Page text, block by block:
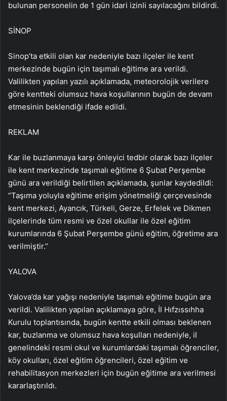
bulunan personelin de 1 gün idari izinli sayılacağını bildirdi.
SİNOP
Sinop’ta etkili olan kar nedeniyle bazı ilçeler ile kent
merkezinde bugün için taşımalı eğitime ara verildi.
Valilikten yapılan yazılı açıklamada, meteorolojik verilere
göre kentteki olumsuz hava koşullarının bugün de devam
etmesinin beklendiği ifade edildi.
REKLAM
Kar ile buzlanmaya karşı önleyici tedbir olarak bazı ilçeler
ile kent merkezinde taşımalı eğitime 6 Şubat Perşembe
günü ara verildiği belirtilen açıklamada, şunlar kaydedildi:
“Taşıma yoluyla eğitime erişim yönetmeliği çerçevesinde
kent merkezi, Ayancık, Türkeli, Gerze, Erfelek ve Dikmen
ilçelerinde tüm resmi ve özel okullar ile özel eğitim
kurumlarında 6 Şubat Perşembe günü eğitim, öğretime ara
verilmiştir.”
YALOVA
Yalova’da kar yağışı nedeniyle taşımalı eğitime bugün ara
verildi. Valilikten yapılan açıklamaya göre, İl Hıfzıssıhha
Kurulu toplantısında, bugün kentte etkili olması beklenen
kar, buzlanma ve olumsuz hava koşulları nedeniyle, il
genelindeki resmi okul ve kurumlardaki taşımalı öğrenciler,
köy okulları, özel eğitim öğrencileri, özel eğitim ve
rehabilitasyon merkezleri için bugün eğitime ara verilmesi
kararlaştırıldı.